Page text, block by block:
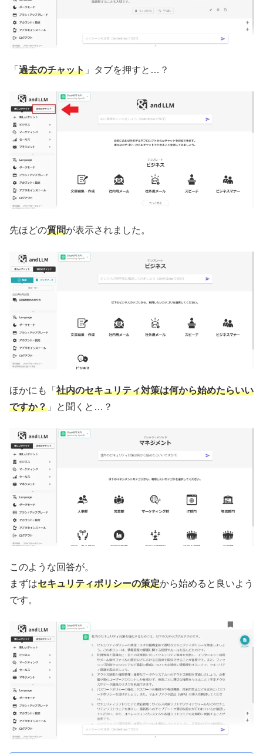
「 過去のチャット 」タブを押すと…？
先ほどの質問が表示されました。
ほかにも「 社内のセキュリティ対策は何から始めたらいい
ですか？ 」と聞くと…？
このような回答が。
まずはセキュリティポリシーの策定から始めると良いよう
です。